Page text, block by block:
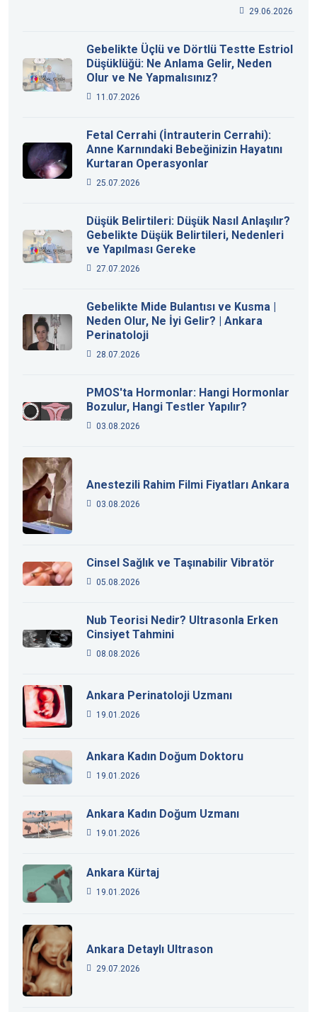
29.06.2026
Gebelikte Üçlü ve Dörtlü Testte Estriol
Düşüklüğü: Ne Anlama Gelir, Neden
Olur ve Ne Yapmalısınız?
11.07.2026
Fetal Cerrahi (İntrauterin Cerrahi):
Anne Karnındaki Bebeğinizin Hayatını
Kurtaran Operasyonlar
25.07.2026
Düşük Belirtileri: Düşük Nasıl Anlaşılır?
Gebelikte Düşük Belirtileri, Nedenleri
ve Yapılması Gereke
27.07.2026
Gebelikte Mide Bulantısı ve Kusma |
Neden Olur, Ne İyi Gelir? | Ankara
Perinatoloji
28.07.2026
PMOS'ta Hormonlar: Hangi Hormonlar
Bozulur, Hangi Testler Yapılır?
03.08.2026
Anestezili Rahim Filmi Fiyatları Ankara
03.08.2026
Cinsel Sağlık ve Taşınabilir Vibratör
05.08.2026
Nub Teorisi Nedir? Ultrasonla Erken
Cinsiyet Tahmini
08.08.2026
Ankara Perinatoloji Uzmanı
19.01.2026
Ankara Kadın Doğum Doktoru
19.01.2026
Ankara Kadın Doğum Uzmanı
19.01.2026
Ankara Kürtaj
19.01.2026
Ankara Detaylı Ultrason
29.07.2026